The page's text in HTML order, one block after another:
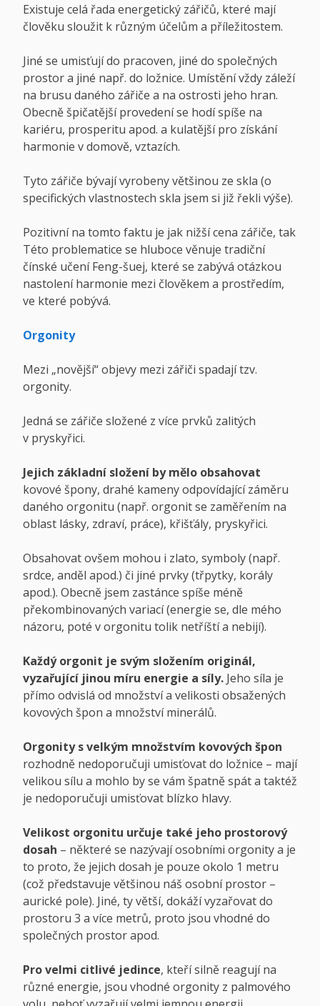
Existuje celá řada energetický zářičů, které mají
člověku sloužit k různým účelům a příležitostem.
Jiné se umisťují do pracoven, jiné do společných
prostor a jiné např. do ložnice. Umístění vždy záleží
na brusu daného zářiče a na ostrosti jeho hran.
Obecně špičatější provedení se hodí spíše na
kariéru, prosperitu apod. a kulatější pro získání
harmonie v domově, vztazích.
Tyto zářiče bývají vyrobeny většinou ze skla (o
specifických vlastnostech skla jsem si již řekli výše).
Pozitivní na tomto faktu je jak nižší cena zářiče, tak
Této problematice se hluboce věnuje tradiční
čínské učení Feng-šuej, které se zabývá otázkou
nastolení harmonie mezi člověkem a prostředím,
ve které pobývá.
Orgonity
Mezi „novější“ objevy mezi zářiči spadají tzv.
orgonity.
Jedná se zářiče složené z více prvků zalitých
v pryskyřici.
Jejich základní složení by mělo obsahovat
kovové špony, drahé kameny odpovídající záměru
daného orgonitu (např. orgonit se zaměřením na
oblast lásky, zdraví, práce), křišťály, pryskyřici.
Obsahovat ovšem mohou i zlato, symboly (např.
srdce, anděl apod.) či jiné prvky (třpytky, korály
apod.). Obecně jsem zastánce spíše méně
překombinovaných variací (energie se, dle mého
názoru, poté v orgonitu tolik netříští a nebijí).
Každý orgonit je svým složením originál,
vyzařující jinou míru energie a síly. Jeho síla je
přímo odvislá od množství a velikosti obsažených
kovových špon a množství minerálů.
Orgonity s velkým množstvím kovových špon
rozhodně nedoporučuji umisťovat do ložnice – mají
velikou sílu a mohlo by se vám špatně spát a taktéž
je nedoporučuji umisťovat blízko hlavy.
Velikost orgonitu určuje také jeho prostorový
dosah – některé se nazývají osobními orgonity a je
to proto, že jejich dosah je pouze okolo 1 metru
(což představuje většinou náš osobní prostor –
aurické pole). Jiné, ty větší, dokáží vyzařovat do
prostoru 3 a více metrů, proto jsou vhodné do
společných prostor apod.
Pro velmi citlivé jedince, kteří silně reagují na
různé energie, jsou vhodné orgonity z palmového